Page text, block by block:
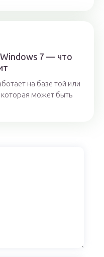
7 — что
на базе той или
может быть